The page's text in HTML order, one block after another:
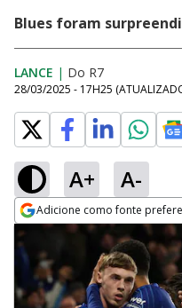
Blues foram
LANCE | Do R7
28/03/2025 - 17H25
A+ A-
Adicione como fonte
Opens in new window